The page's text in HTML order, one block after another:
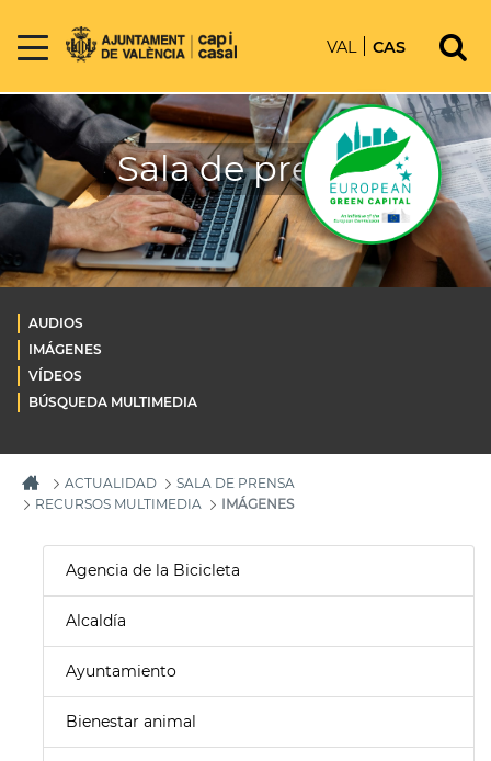
VAL CAS
Sala de prensa
AUDIOS
IMÁGENES
VÍDEOS
BÚSQUEDA MULTIMEDIA
ACTUALIDAD
SALA DE PRENSA
RECURSOS MULTIMEDIA
IMÁGENES
Agencia de la Bicicleta
Alcaldía
Ayuntamiento
Bienestar animal